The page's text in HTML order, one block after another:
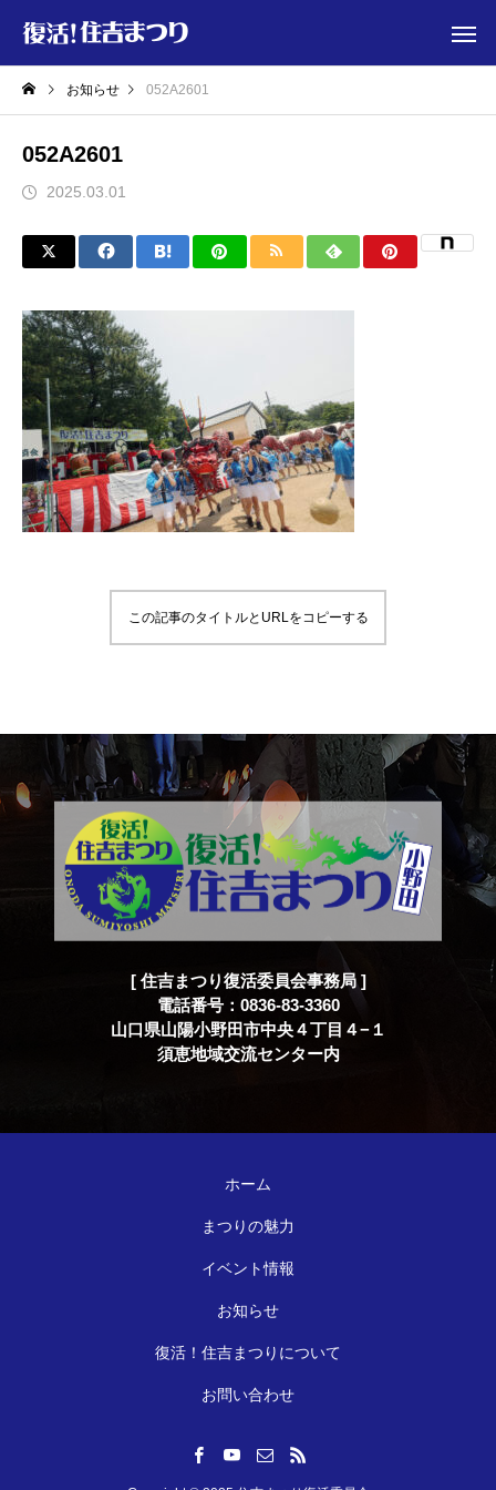
お知らせ 052A2601
052A2601
2025.03.01
この記事のタイトルとURLをコピーする
[ 住吉まつり復活委員会事務局 ]
電話番号：0836-83-3360
山口県山陽小野田市中央４丁目４−１
須恵地域交流センター内
ホーム
まつりの魅力
イベント情報
お知らせ
復活！住吉まつりについて
お問い合わせ